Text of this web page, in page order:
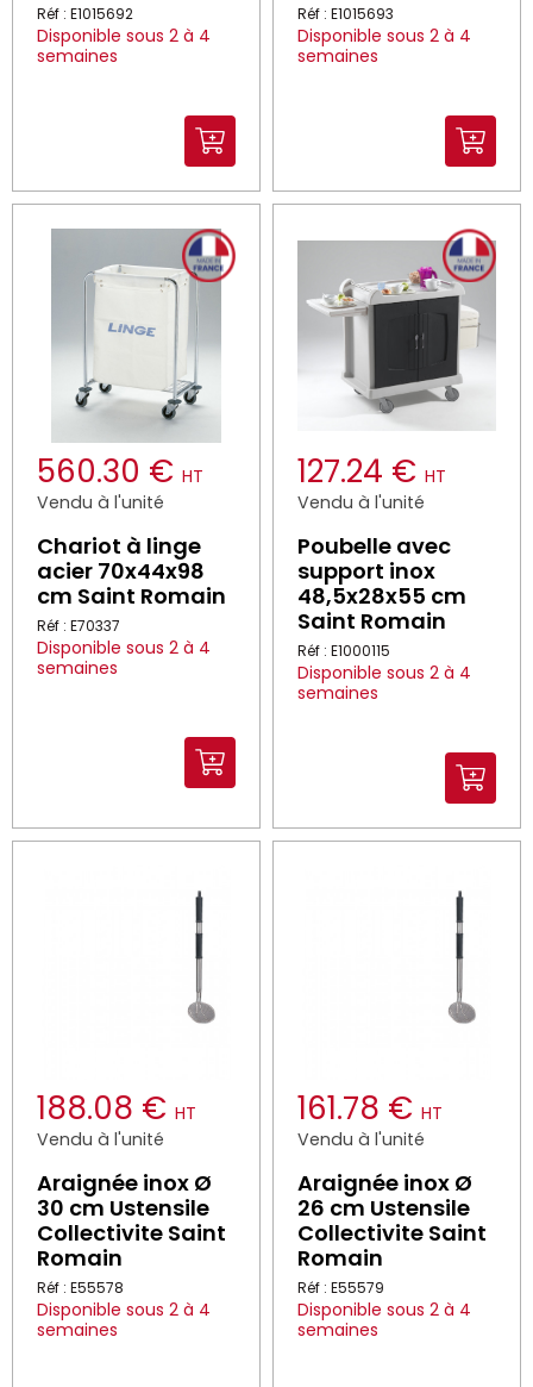
Réf : E1015692
Disponible sous 2 à 4
semaines
Réf : E1015693
Disponible sous 2 à 4
semaines
560.30 € HT
Vendu à l'unité
Chariot à linge
acier 70x44x98
cm Saint Romain
Réf : E70337
Disponible sous 2 à 4
semaines
127.24 € HT
Vendu à l'unité
Poubelle avec
support inox
48,5x28x55 cm
Saint Romain
Réf : E1000115
Disponible sous 2 à 4
semaines
188.08 € HT
Vendu à l'unité
Araignée inox Ø
30 cm Ustensile
Collectivite Saint
Romain
Réf : E55578
Disponible sous 2 à 4
semaines
161.78 € HT
Vendu à l'unité
Araignée inox Ø
26 cm Ustensile
Collectivite Saint
Romain
Réf : E55579
Disponible sous 2 à 4
semaines